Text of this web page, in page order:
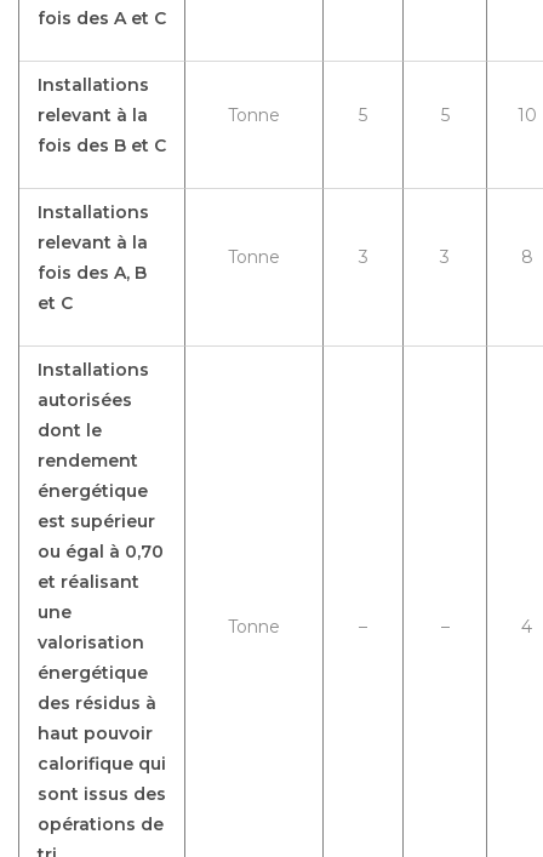
fois des A et C
Installations
relevant à la
fois des B et C
Tonne 5 5 10
Installations
relevant à la
fois des A, B
et C
Tonne 3 3 8
Installations
autorisées
dont le
rendement
énergétique
est supérieur
ou égal à 0,70
et réalisant
une
valorisation
énergétique
des résidus à
haut pouvoir
calorifique qui
sont issus des
opérations de
Tonne – – 4